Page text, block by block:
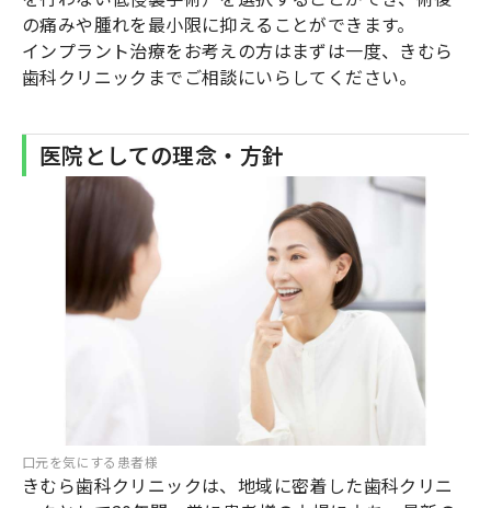
の痛みや腫れを最小限に抑えることができます。
インプラント治療をお考えの方はまずは一度、きむら
歯科クリニックまでご相談にいらしてください。
医院としての理念・方針
口元を気にする患者様
きむら歯科クリニックは、地域に密着した歯科クリニ